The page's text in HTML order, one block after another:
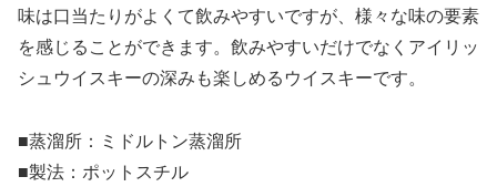
味は口当たりがよくて飲みやすいですが、様々な味の要素
を感じることができます。飲みやすいだけでなくアイリッ
シュウイスキーの深みも楽しめるウイスキーです。
■蒸溜所：ミドルトン蒸溜所
■製法：ポットスチル